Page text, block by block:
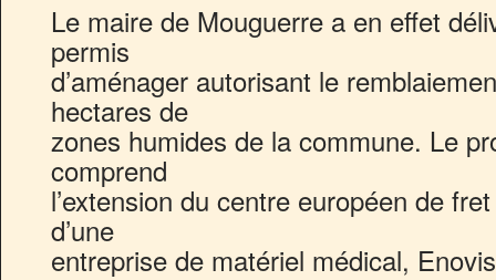
Le maire de Mouguerre a en effet
permis
d’aménager autorisant le
hectares de
zones humides de la commune. Le
comprend
l’extension du centre européen de
d’une
entreprise de matériel médical,